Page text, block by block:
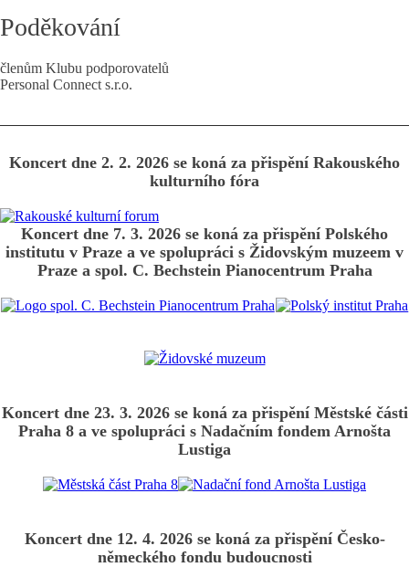
Poděkování
členům Klubu podporovatelů
Personal Connect s.r.o.
Koncert dne 2. 2. 2026 se koná za přispění Rakouského
kulturního fóra
Koncert dne 7. 3. 2026 se koná za přispění Polského
institutu v Praze a ve spolupráci s Židovským muzeem v
Praze a spol. C. Bechstein Pianocentrum Praha
Koncert dne 23. 3. 2026 se koná za přispění Městské části
Praha 8 a ve spolupráci s Nadačním fondem Arnošta
Lustiga
Koncert dne 12. 4. 2026 se koná za přispění Česko-
německého fondu budoucnosti